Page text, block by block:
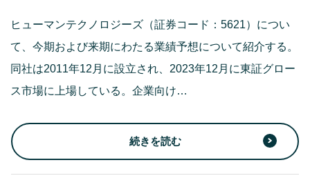
ヒューマンテクノロジーズ（証券コード：5621）につい
て、今期および来期にわたる業績予想について紹介する。
同社は2011年12月に設立され、2023年12月に東証グロー
ス市場に上場している。企業向け…
続きを読む